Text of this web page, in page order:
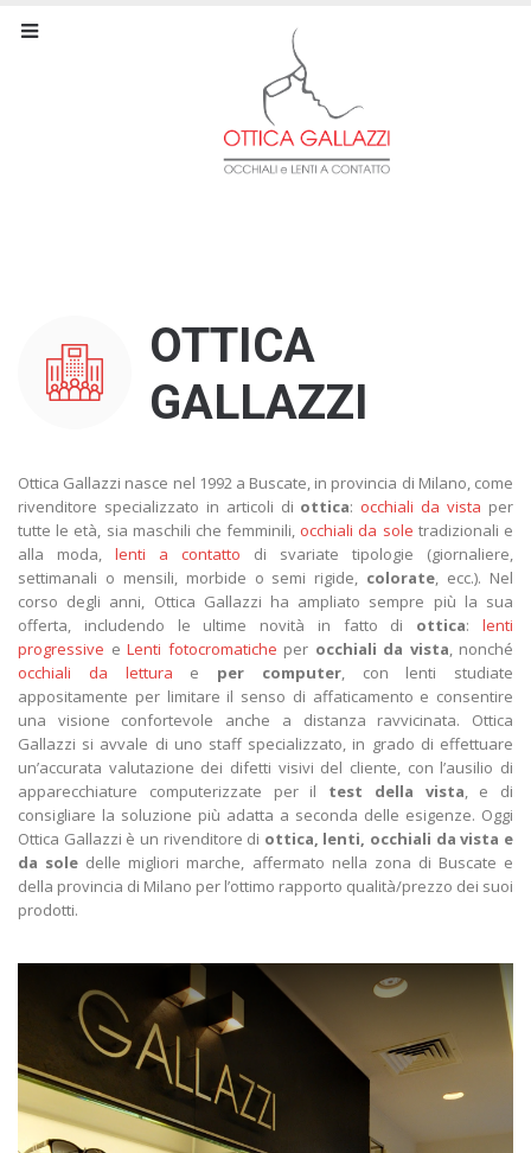
OTTICA
GALLAZZI
Ottica Gallazzi nasce nel 1992 a Buscate, in provincia di Milano, come
rivenditore specializzato in articoli di ottica: occhiali da vista per
tutte le età, sia maschili che femminili, occhiali da sole tradizionali e
alla moda, lenti a contatto di svariate tipologie (giornaliere,
settimanali o mensili, morbide o semi rigide, colorate, ecc.). Nel
corso degli anni, Ottica Gallazzi ha ampliato sempre più la sua
offerta, includendo le ultime novità in fatto di ottica:lenti
progressive e Lenti fotocromatiche per occhiali da vista, nonché
occhiali da lettura e per computer, con lenti studiate
appositamente per limitare il senso di affaticamento e consentire
una visione confortevole anche a distanza ravvicinata. Ottica
Gallazzi si avvale di uno staff specializzato, in grado di effettuare
un’accurata valutazione dei difetti visivi del cliente, con l’ausilio di
apparecchiature computerizzate per il test della vista, e di
consigliare la soluzione più adatta a seconda delle esigenze. Oggi
Ottica Gallazzi è un rivenditore di ottica, lenti, occhiali da vista e
da sole delle migliori marche, affermato nella zona di Buscate e
della provincia di Milano per l’ottimo rapporto qualità/prezzo dei suoi
prodotti.